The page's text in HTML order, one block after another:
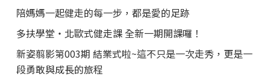
陪媽媽一起健走的每一步，都是愛的足跡
多扶學堂・北歐式健走課 全新一期開課囉！
新姿翦影第003期 結業式啦~這不只是一次走秀，更是一
段勇敢與成長的旅程